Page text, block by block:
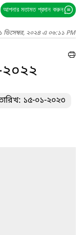
আপনার মতামত প্রদান করুন
ডিসেম্বর, ২০২৪ এ ০৬:১১ PM
২০২২
১৫-০১-২০২৩